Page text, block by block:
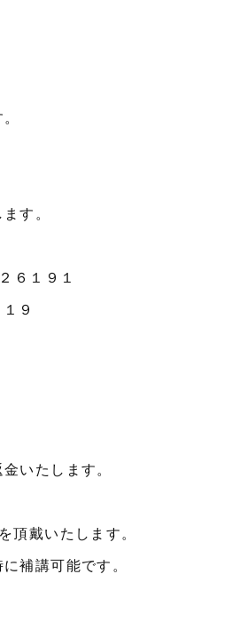
す。
６１９１
９
いたします。
戴いたします。
補講可能です。